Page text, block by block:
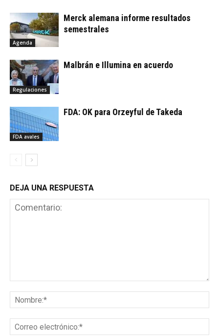
Agenda
Merck alemana informe resultados
semestrales
Regulaciones
Malbrán e Illumina en acuerdo
FDA avales
FDA: OK para Orzeyful de Takeda
DEJA UNA RESPUESTA